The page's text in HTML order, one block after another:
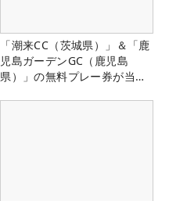
「潮来CC（茨城県）」＆「鹿
児島ガーデンGC（鹿児島
県）」の無料プレー券が当た